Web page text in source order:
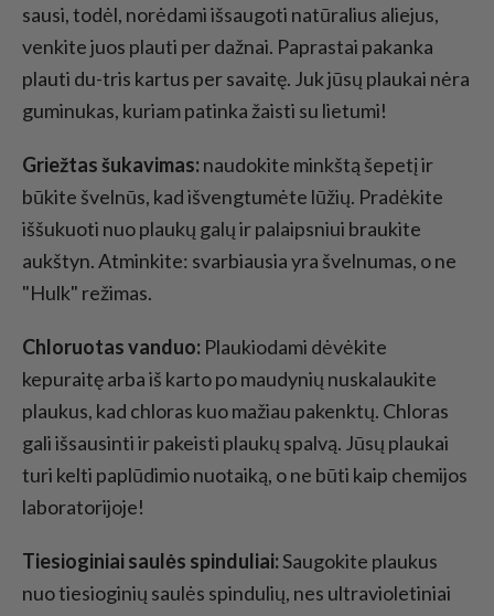
sausi, todėl, norėdami išsaugoti natūralius aliejus,
venkite juos plauti per dažnai. Paprastai pakanka
plauti du-tris kartus per savaitę. Juk jūsų plaukai nėra
guminukas, kuriam patinka žaisti su lietumi!
Griežtas šukavimas:naudokite minkštą šepetį ir
būkite švelnūs, kad išvengtumėte lūžių. Pradėkite
iššukuoti nuo plaukų galų ir palaipsniui braukite
aukštyn. Atminkite: svarbiausia yra švelnumas, o ne
"Hulk" režimas.
Chloruotas vanduo: Plaukiodami dėvėkite
kepuraitę arba iš karto po maudynių nuskalaukite
plaukus, kad chloras kuo mažiau pakenktų. Chloras
gali išsausinti ir pakeisti plaukų spalvą. Jūsų plaukai
turi kelti paplūdimio nuotaiką, o ne būti kaip chemijos
laboratorijoje!
Tiesioginiai saulės spinduliai:Saugokite plaukus
nuo tiesioginių saulės spindulių, nes ultravioletiniai